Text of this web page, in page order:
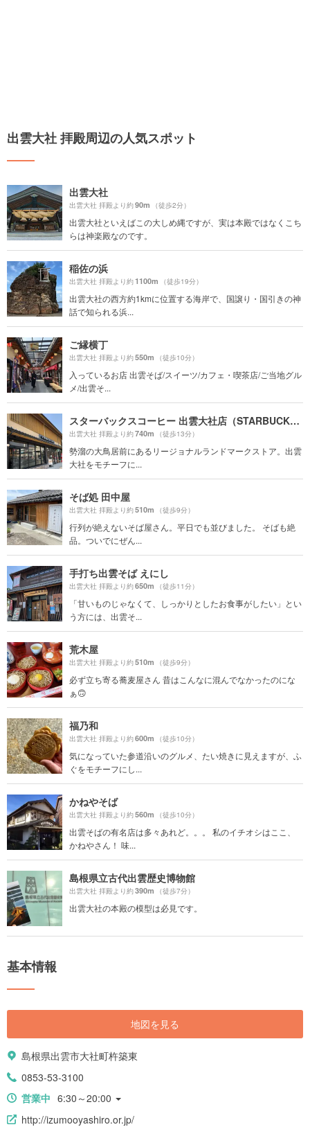
出雲大社 拝殿周辺の人気スポット
出雲大社
出雲大社 拝殿より約90m （徒歩2分）
出雲大社といえばこの大しめ縄ですが、実は本殿ではなくこち
らは神楽殿なのです。
稲佐の浜
出雲大社 拝殿より約1100m （徒歩19分）
出雲大社の西方約1kmに位置する海岸で、国譲り・国引きの神
話で知られる浜...
ご縁横丁
出雲大社 拝殿より約550m （徒歩10分）
入っているお店 出雲そば/スイーツ/カフェ・喫茶店/ご当地グル
メ/出雲そ...
スターバックスコーヒー 出雲大社店（STARBUCKS COFFEE）
出雲大社 拝殿より約740m （徒歩13分）
勢溜の大鳥居前にあるリージョナルランドマークストア。出雲
大社をモチーフに...
そば処 田中屋
出雲大社 拝殿より約510m （徒歩9分）
行列が絶えないそば屋さん。平日でも並びました。 そばも絶
品。ついでにぜん...
手打ち出雲そば えにし
出雲大社 拝殿より約650m （徒歩11分）
「甘いものじゃなくて、しっかりとしたお食事がしたい」とい
う方には、出雲そ...
荒木屋
出雲大社 拝殿より約510m （徒歩9分）
必ず立ち寄る蕎麦屋さん 昔はこんなに混んでなかったのにな
ぁ🙃
福乃和
出雲大社 拝殿より約600m （徒歩10分）
気になっていた参道沿いのグルメ、たい焼きに見えますが、ふ
ぐをモチーフにし...
かねやそば
出雲大社 拝殿より約560m （徒歩10分）
出雲そばの有名店は多々あれど。。。 私のイチオシはここ、
かねやさん！ 味...
島根県立古代出雲歴史博物館
出雲大社 拝殿より約390m （徒歩7分）
出雲大社の本殿の模型は必見です。
基本情報
地図を見る
島根県出雲市大社町杵築東
0853-53-3100
営業中 6:30～20:00
http://izumooyashiro.or.jp/